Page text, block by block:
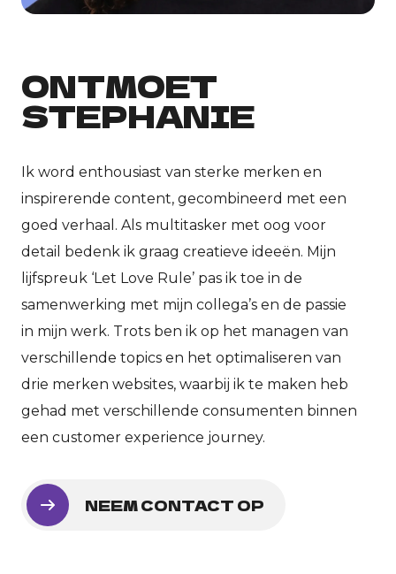
ONTMOET
STEPHANIE
Ik word enthousiast van sterke merken en
inspirerende content, gecombineerd met een
goed verhaal. Als multitasker met oog voor
detail bedenk ik graag creatieve ideeën. Mijn
lijfspreuk ‘Let Love Rule’ pas ik toe in de
samenwerking met mijn collega’s en de passie
in mijn werk. Trots ben ik op het managen van
verschillende topics en het optimaliseren van
drie merken websites, waarbij ik te maken heb
gehad met verschillende consumenten binnen
een customer experience journey.
NEEM CONTACT OP